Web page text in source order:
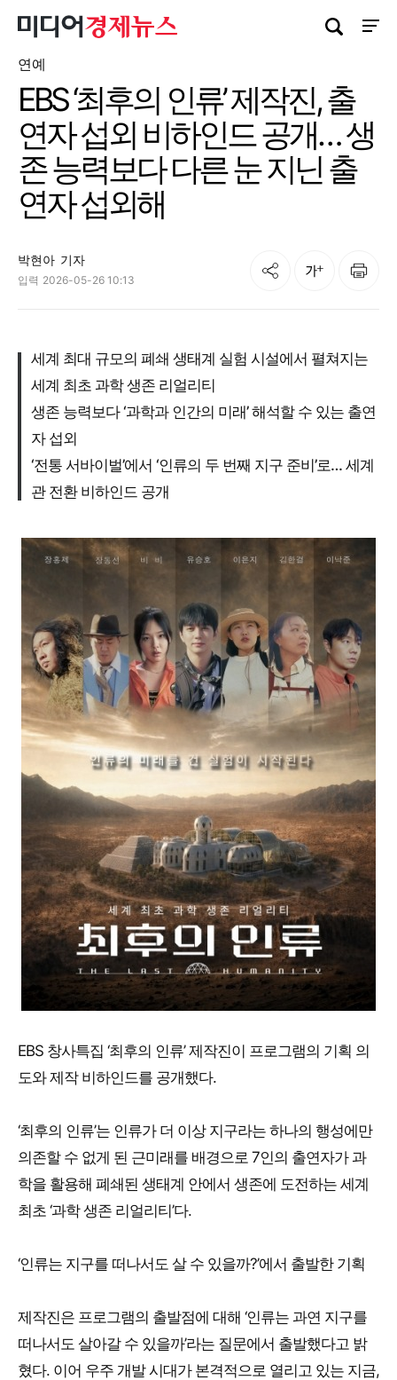
사이
검색창 열기
연예
EBS ‘최후의 인류’ 제작진, 출
연자 섭외 비하인드 공개… 생
존 능력보다 다른 눈 지닌 출
연자 섭외해
박현아 기자
입력 2026-05-26 10:13
공유 글자크기 인쇄
세계 최대 규모의 폐쇄 생태계 실험 시설에서 펼쳐지는
세계 최초 과학 생존 리얼리티
생존 능력보다 ‘과학과 인간의 미래’ 해석할 수 있는 출연
자 섭외
‘전통 서바이벌’에서 ‘인류의 두 번째 지구 준비’로… 세계
관 전환 비하인드 공개
EBS 창사특집 ‘최후의 인류’ 제작진이 프로그램의 기획 의
도와 제작 비하인드를 공개했다.
‘최후의 인류’는 인류가 더 이상 지구라는 하나의 행성에만
의존할 수 없게 된 근미래를 배경으로 7인의 출연자가 과
학을 활용해 폐쇄된 생태계 안에서 생존에 도전하는 세계
최초 ‘과학 생존 리얼리티’다.
‘인류는 지구를 떠나서도 살 수 있을까?’에서 출발한 기획
제작진은 프로그램의 출발점에 대해 ‘인류는 과연 지구를
떠나서도 살아갈 수 있을까’라는 질문에서 출발했다고 밝
혔다. 이어 우주 개발 시대가 본격적으로 열리고 있는 지금,